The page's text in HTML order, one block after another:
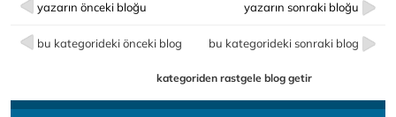
yazarın önceki bloğu yazarın sonraki bloğu
bu kategorideki önceki blog bu kategorideki sonraki blog
kategoriden rastgele blog getir